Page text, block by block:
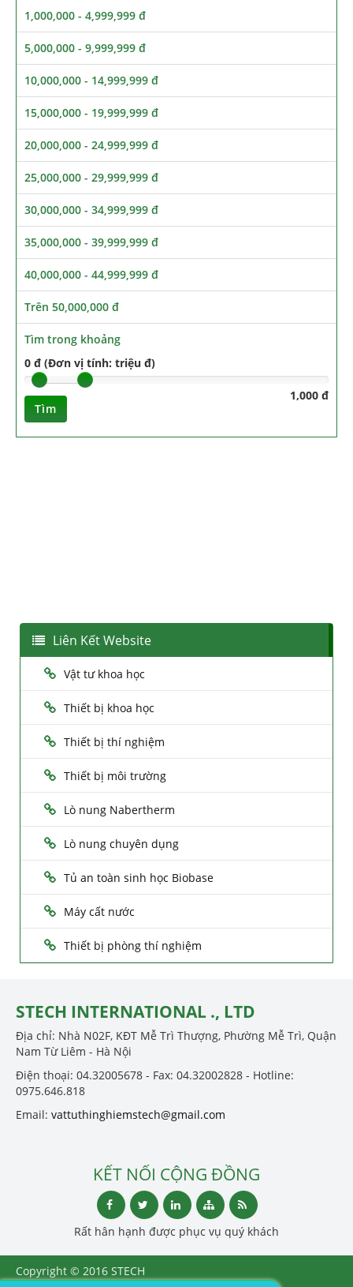
1,000,000 - 4,999,999 đ
5,000,000 - 9,999,999 đ
10,000,000 - 14,999,999 đ
15,000,000 - 19,999,999 đ
20,000,000 - 24,999,999 đ
25,000,000 - 29,999,999 đ
30,000,000 - 34,999,999 đ
35,000,000 - 39,999,999 đ
40,000,000 - 44,999,999 đ
Trên 50,000,000 đ
Tìm trong khoảng
0 đ (Đơn vị tính: triệu đ)
1,000 đ
Tìm
Liên Kết Website
Vật tư khoa học
Thiết bị khoa học
Thiết bị thí nghiệm
Thiết bị môi trường
Lò nung Nabertherm
Lò nung chuyên dụng
Tủ an toàn sinh học Biobase
Máy cất nước
Thiết bị phòng thí nghiệm
STECH INTERNATIONAL ., LTD
Địa chỉ: Nhà N02F, KĐT Mễ Trì Thượng, Phường Mễ Trì, Quận
Nam Từ Liêm - Hà Nội
Điện thoại: 04.32005678 - Fax: 04.32002828 - Hotline:
0975.646.818
Email: vattuthinghiemstech@gmail.com
KẾT NỐI CỘNG ĐỒNG
Rất hân hạnh được phục vụ quý khách
Copyright © 2016 STECH